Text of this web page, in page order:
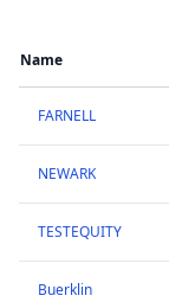
Name
FARNELL
NEWARK
TESTEQUITY
Buerklin